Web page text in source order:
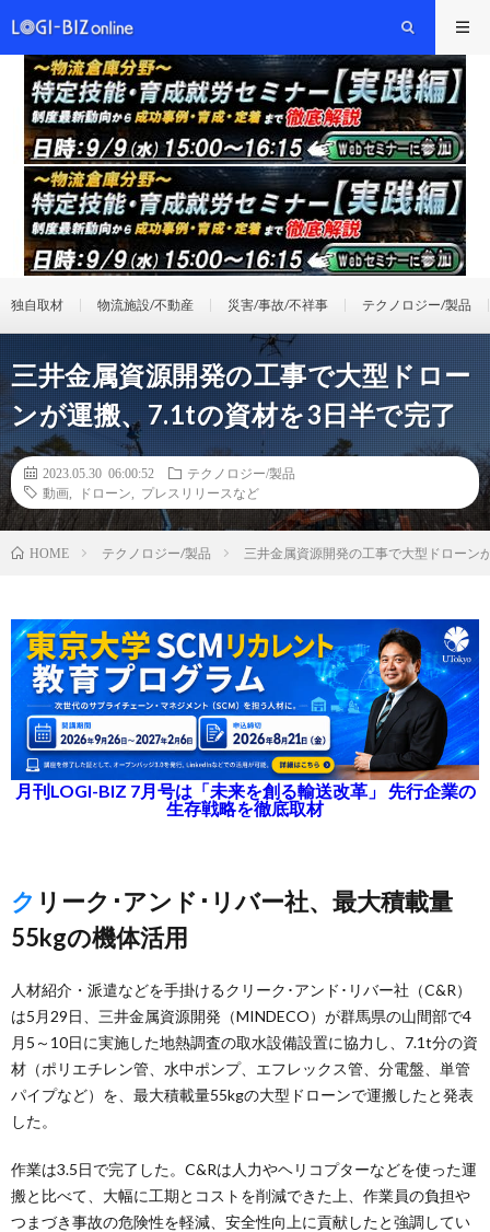
独自取材 物流施設/不動産 災害/事故/不祥事 テクノロジー/製品
三井金属資源開発の工事で大型ドロー
ンが運搬、7.1tの資材を3日半で完了
2023.05.30 06:00:52
テクノロジー/製品
動画
ドローン プレスリリースなど
HOME テクノロジー/製品 三井金属資源開発の工事で大型ドローン
月刊LOGI-BIZ 7月号は「未来を創る輸送改革」 先行企業の
生存戦略を徹底取材
クリーク･アンド･リバー社、最大積載量
55kgの機体活用
人材紹介・派遣などを手掛けるクリーク･アンド･リバー社（C&R）
は5月29日、三井金属資源開発（MINDECO）が群馬県の山間部で4
月5～10日に実施した地熱調査の取水設備設置に協力し、7.1t分の資
材（ポリエチレン管、水中ポンプ、エフレックス管、分電盤、単管
パイプなど）を、最大積載量55kgの大型ドローンで運搬したと発表
した。
作業は3.5日で完了した。C&Rは人力やヘリコプターなどを使った運
搬と比べて、大幅に工期とコストを削減できた上、作業員の負担や
つまづき事故の危険性を軽減、安全性向上に貢献したと強調してい